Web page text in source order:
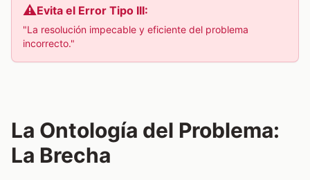
⚠️Evita el Error Tipo III:
"La resolución impecable y eficiente del problema
incorrecto."
La Ontología del Problema:
La Brecha